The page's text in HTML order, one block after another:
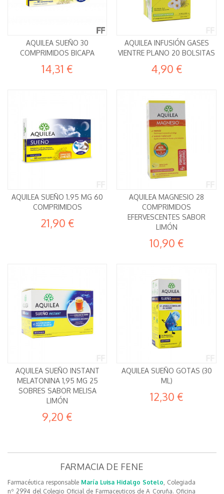
AQUILEA SUEÑO 30
COMPRIMIDOS BICAPA
14,31 €
AQUILEA INFUSIÓN GASES
VIENTRE PLANO 20 BOLSITAS
4,90 €
AQUILEA SUEÑO 1.95 MG 60
COMPRIMIDOS
21,90 €
AQUILEA MAGNESIO 28
COMPRIMIDOS
EFERVESCENTES SABOR
LIMÓN
10,90 €
AQUILEA SUEÑO INSTANT
MELATONINA 1,95 MG 25
SOBRES SABOR MELISA
LIMÓN
9,20 €
AQUILEA SUEÑO GOTAS (30
ML)
12,30 €
FARMACIA DE FENE
Farmacéutica responsable María Luisa Hidalgo Sotelo, Colegiada
nº 2994 del Colegio Oficial de Farmaceuticos de A Coruña. Oficina